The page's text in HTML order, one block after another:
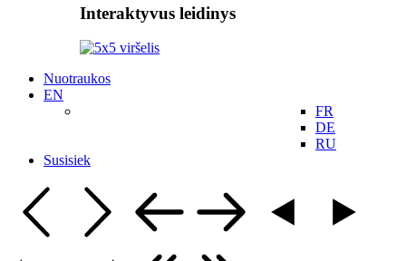
Interaktyvus leidinys
Nuotraukos
EN
FR
DE
RU
Susisiek